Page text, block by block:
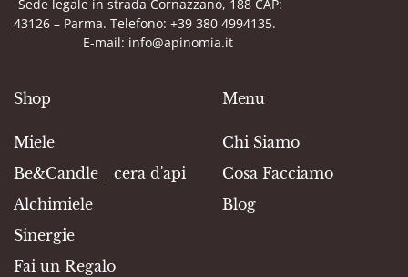
Sede legale in strada Cornazzano, 188 CAP:
43126 – Parma. Telefono: +39 380 4994135.
E-mail: info@apinomia.it
Shop
Miele
Be&Candle_ cera d'api
Alchimiele
Sinergie
Fai un Regalo
Menu
Chi Siamo
Cosa Facciamo
Blog